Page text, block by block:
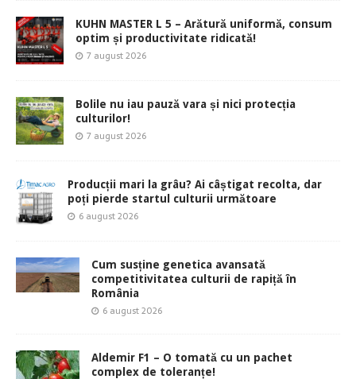
KUHN MASTER L 5 – Arătură uniformă, consum
optim și productivitate ridicată!
7 august 2026
Bolile nu iau pauză vara și nici protecția
culturilor!
7 august 2026
Producții mari la grâu? Ai câștigat recolta, dar
poți pierde startul culturii următoare
6 august 2026
Cum susține genetica avansată
competitivitatea culturii de rapiță în
România
6 august 2026
Aldemir F1 – O tomată cu un pachet
complex de toleranțe!